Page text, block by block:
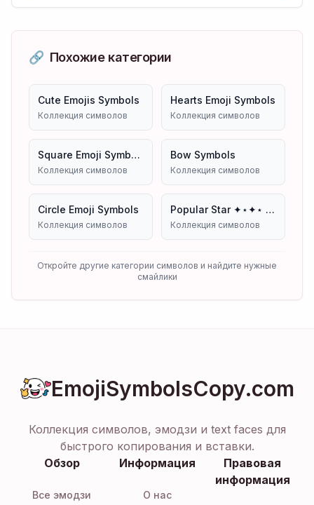
🔗 Похожие категории
Cute Emojis Symbols
Коллекция символов
Hearts Emoji Symbols
Коллекция символов
Square Emoji Symbols
Коллекция символов
Bow Symbols
Коллекция символов
Circle Emoji Symbols
Коллекция символов
Popular Star ✦⋆✦⋆ Emoji Symbols Copy And Paste
Коллекция символов
Откройте другие категории символов и найдите нужные
смайлики
EmojiSymbolsCopy.com
Коллекция символов, эмодзи и text faces для
быстрого копирования и вставки.
Обзор
Все эмодзи
Информация
О нас
Правовая
информация